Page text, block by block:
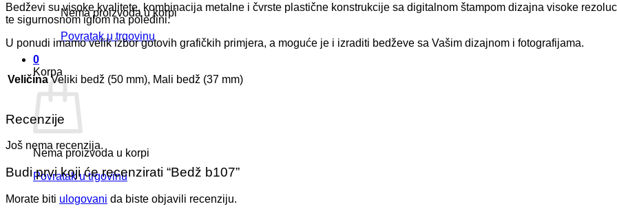
Nema proizvoda u korpi
Povratak u trgovinu
0
Korpa
Nema proizvoda u korpi
Povratak u trgovinu
Bedževi su visoke kvalitete, kombinacija metalne i čvrste plastične konstrukcije sa digitalnom štampom dizajna visoke
te sigurnosnom iglom na poleđini.
U ponudi imamo velik izbor gotovih grafičkih primjera, a moguće je i izraditi bedževe sa Vašim dizajnom i fotografijama.
Veličina Veliki bedž (50 mm), Mali bedž (37 mm)
Recenzije
Još nema recenzija.
Budi prvi koji će recenzirati “Bedž b107”
Morate biti ulogovani da biste objavili recenziju.